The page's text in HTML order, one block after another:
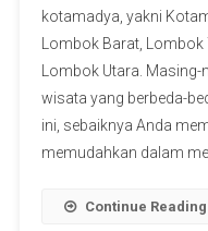
kotamadya, yakni
Lombok Barat,
Lombok Utara.
wisata yang berbeda-
ini, sebaiknya Anda
memudahkan dalam
Continue Reading